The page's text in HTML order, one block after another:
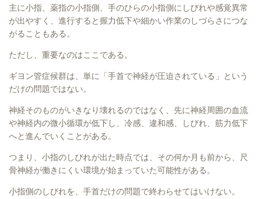
主に小指、薬指の小指側、手のひらの小指側にしびれや感覚異常
が出やすく、進行すると握力低下や細かい作業のしづらさにつな
がることもある。
ただし、重要なのはここである。
ギヨン管症候群は、単に「手首で神経が圧迫されている」という
だけの問題ではない。
神経そのものがいきなり壊れるのではなく、先に神経周囲の血流
や神経内の微小循環が低下し、冷感、違和感、しびれ、筋力低下
へと進んでいくことがある。
つまり、小指のしびれが出た時点では、その何か月も前から、尺
骨神経が働きにくい環境が始まっていた可能性がある。
小指側のしびれを、手首だけの問題で終わらせてはいけない。